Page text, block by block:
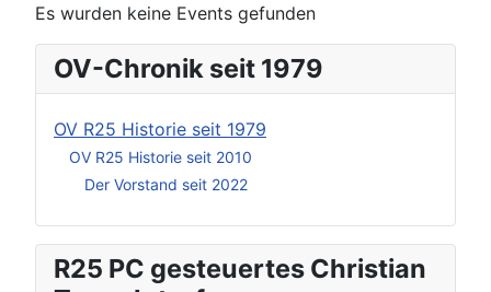
OV-Chronik seit 1979
OV R25 Historie seit 1979
OV R25 Historie seit 2010
Der Vorstand seit 2022
R25 PC gesteuertes Christian
Es wurden keine Events gefunden